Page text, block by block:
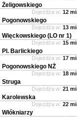
Żeligowskiego
Dojeżdża w: 12
Pogonowskiego
Dojeżdża w: 13
Więckowskiego (LO nr 1)
Dojeżdża w: 15
Pl. Barlickiego
Dojeżdża w: 17
Pogonowskiego NŻ
Dojeżdża w: 18
Struga
Dojeżdża w: 21
Karolewska
Dojeżdża w: 22
Włókniarzy